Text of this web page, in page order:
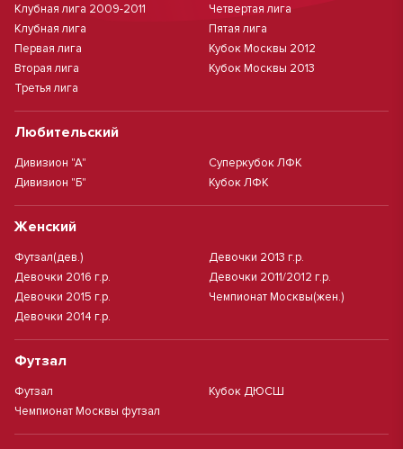
Клубная лига 2009-2011
Клубная лига
Первая лига
Вторая лига
Третья лига
Четвертая лига
Пятая лига
Кубок Москвы 2012
Кубок Москвы 2013
Любительский
Дивизион "А"
Дивизион "Б"
Суперкубок ЛФК
Кубок ЛФК
Женский
Футзал(дев.)
Девочки 2016 г.р.
Девочки 2015 г.р.
Девочки 2014 г.р.
Девочки 2013 г.р.
Девочки 2011/2012 г.р.
Чемпионат Москвы(жен.)
Футзал
Футзал
Чемпионат Москвы футзал
Кубок ДЮСШ